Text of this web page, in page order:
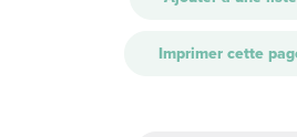
Imprimer cette